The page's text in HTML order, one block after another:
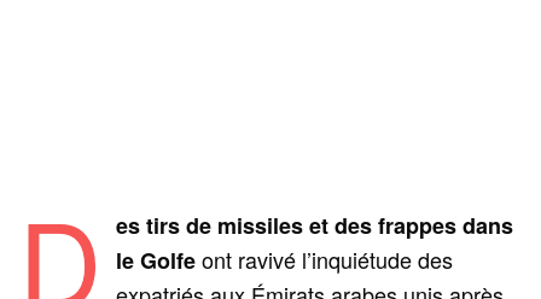
D
es tirs de missiles et des frappes dans
le Golfeont ravivé l’inquiétude des